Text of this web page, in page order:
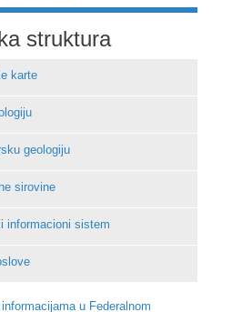
struktura
karte
geologiju
sirovine
informacioni sistem
u Federalnom